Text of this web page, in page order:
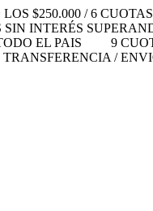
$250.000 / 6
SIN INTERÉS
EL PAIS
9
TRANSFERENCIA /